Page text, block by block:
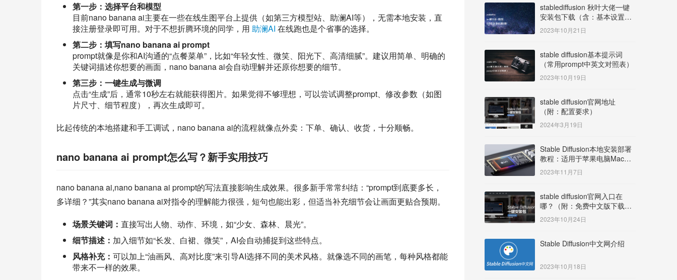
第一步：选择平台和模型
目前nano banana ai主要在一些在线生图平台上提供（如第三方模型站、助澜AI等），无需本地安装，直
接注册登录即可用。对于不想折腾环境的同学，用 助澜AI 在线跑也是个省事的选择。
第二步：填写nano banana ai prompt
prompt就像是你和AI沟通的“点餐菜单”，比如“年轻女性、微笑、阳光下、高清细腻”。建议用简单、明确的
关键词描述你想要的画面，nano banana ai会自动理解并还原你想要的细节。
第三步：一键生成与微调
点击“生成”后，通常10秒左右就能获得图片。如果觉得不够理想，可以尝试调整prompt、修改参数（如图
片尺寸、细节程度），再次生成即可。
比起传统的本地搭建和手工调试，nano banana ai的流程就像点外卖：下单、确认、收货，十分顺畅。
nano banana ai prompt怎么写？新手实用技巧
nano banana ai,nano banana ai prompt的写法直接影响生成效果。很多新手常常纠结：“prompt到底要多长，
多详细？”其实nano banana ai对指令的理解能力很强，短句也能出彩，但适当补充细节会让画面更贴合预期。
场景关键词： 直接写出人物、动作、环境，如“少女、森林、晨光”。
细节描述： 加入细节如“长发、白裙、微笑”，AI会自动捕捉到这些特点。
风格补充： 可以加上“油画风、高对比度”来引导AI选择不同的美术风格。就像选不同的画笔，每种风格都能
带来不一样的效果。
stablediffusion 秋叶大佬一键
安装包下载（含：基本设置说
明）
2023年10月21日
stable diffusion基本提示词
（常用prompt中英文对照表）
2023年10月19日
stable diffusion官网地址
（附：配置要求）
2024年3月19日
Stable Diffusion本地安装部署
教程：适用于苹果电脑Mac
OS系统M系列芯片：
MacBook/iMac等
2023年11月7日
stable diffusion官网入口在
哪？（附：免费中文版下载安
装教程）
2023年10月24日
Stable Diffusion中文网介绍
2023年10月18日